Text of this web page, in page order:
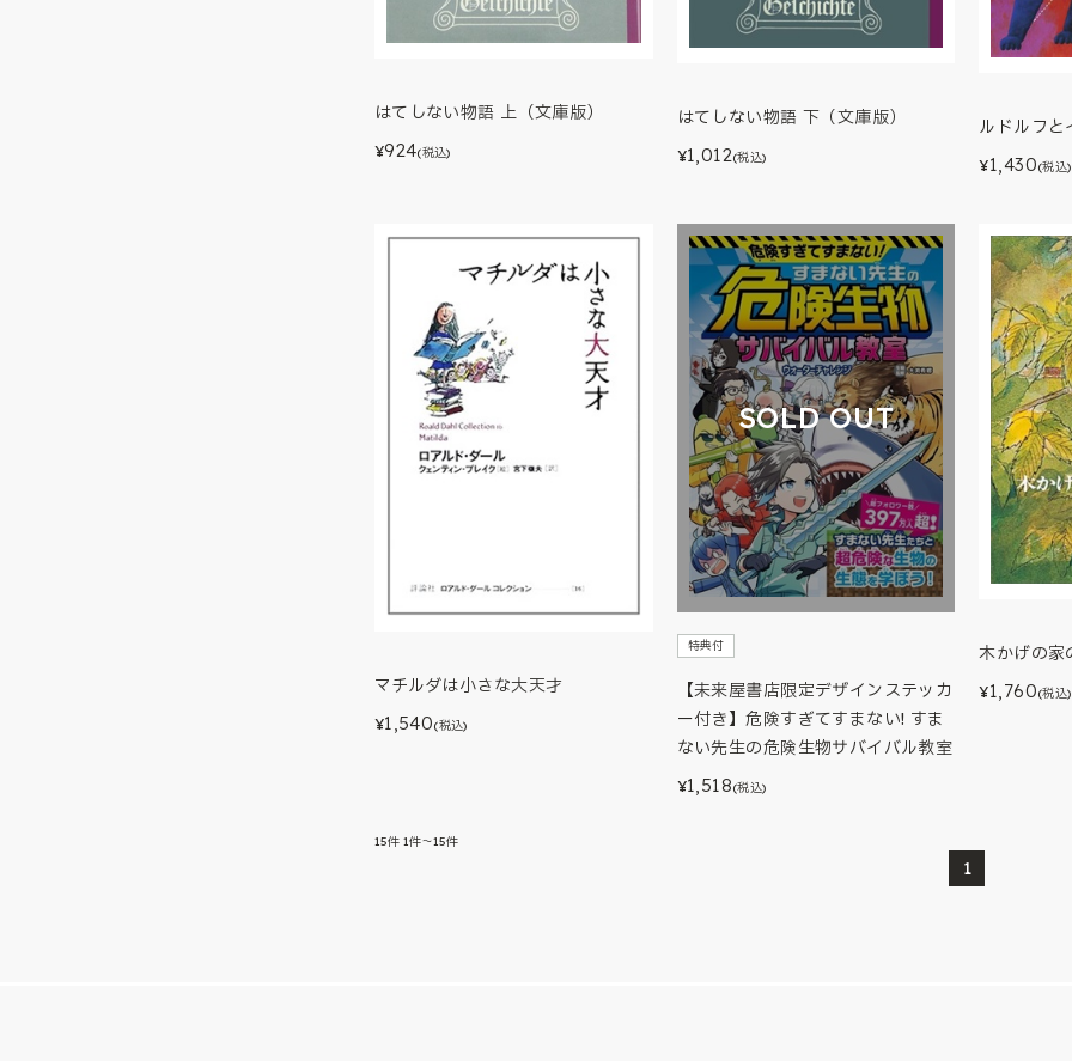
はてしない物語 上（文庫版）
¥924(税込)
はてしない物語 下（文庫版）
¥1,012(税込)
ルドルフと
¥1,430(税込)
マチルダは小さな大天才
¥1,540(税込)
SOLD OUT
特典付
【未来屋書店限定デザインステッカ
ー付き】危険すぎてすまない! すま
ない先生の危険生物サバイバル教室
¥1,518(税込)
木かげの家
¥1,760(税込)
15件 1件～15件
1